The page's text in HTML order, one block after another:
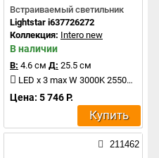
Встраиваемый светильник
Lightstar i637726272
Коллекция: Intero new
В наличии
В: 4.6 см Д: 25.5 см
LED x 3 max W 3000K 2550Lm
Цена: 5 746 Р.
Купить
211462